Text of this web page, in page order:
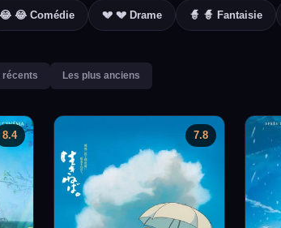
😂 😂 Comédie 💔 💔 Drame 🧙 🧙 Fantaisie
récents Les plus anciens
8.4 7.8